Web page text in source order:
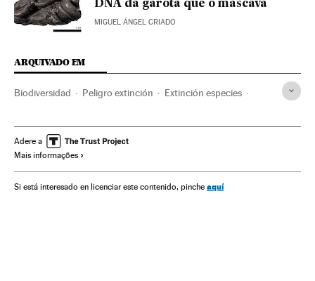
DNA da garota que o mascava
MIGUEL ÁNGEL CRIADO
ARQUIVADO EM
Biodiversidad Peligro extinción Extinción especies
Agua
Adere a
Mais informações
Si está interesado en licenciar este contenido, pinche aquí